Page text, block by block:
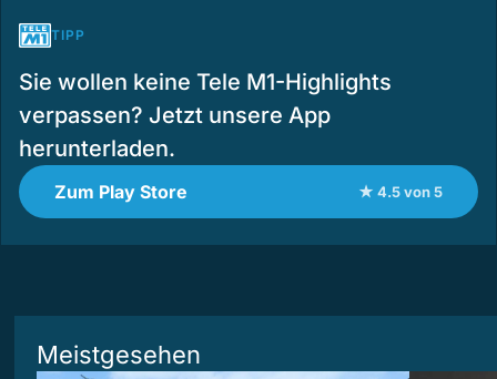
TIPP
Sie wollen keine Tele M1-Highlights
verpassen? Jetzt unsere App
herunterladen.
Zum Play Store ★ 4.5 von 5
Meistgesehen